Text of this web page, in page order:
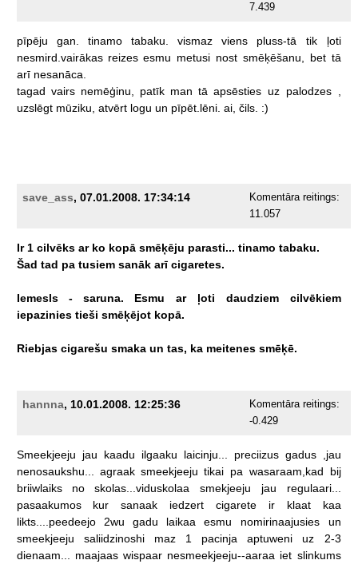
7.439
pīpēju gan. tinamo tabaku. vismaz viens pluss-tā tik
ļoti
nesmird.vairākas reizes esmu metusi nost smēķēšanu, bet tā
arī nesanāca.
tagad vairs nemēģinu, patīk man tā apsēsties uz palodzes
uzslēgt mūziku, atvērt logu un pīpēt.lēni. ai, čils. :)
save_ass, 07.01.2008. 17:34:14
Komentāra reitings:
11.057
Ir 1 cilvēks ar ko kopā smēķēju parasti... tinamo tabaku.
Šad tad pa tusiem sanāk arī cigaretes.
Iemesls - saruna. Esmu ar ļoti daudziem
cilvēkiem
iepazinies tieši smēķējot kopā.
Riebjas cigarešu smaka un tas, ka meitenes smēķē.
hannna, 10.01.2008. 12:25:36
Komentāra reitings:
-0.429
Smeekjeeju jau kaadu ilgaaku laicinju... preciizus gadus
,jau
nenosaukshu...
agraak smeekjeeju tikai pa wasaraam,kad
bij
briiwlaiks
no skolas...viduskolaa smekjeeju jau
regulaari...
pasaakumos
kur sanaak iedzert cigarete ir klaat
kaa
likts....peedeejo
2wu gadu laikaa esmu nomirinaajusies
un
smeekjeeju
saliidzinoshi maz 1 pacinja aptuweni uz
2-3
dienaam...
maajaas wispaar nesmeekjeeju--aaraa iet slinkums